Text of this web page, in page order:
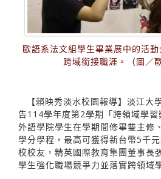
歐語系法文組學生畢業展中的活
跨域銜接職涯。（圖／
【賴映秀淡水校園報導】淡江大
告114學年度第2學期「跨領域學
外語學院學生在學期間修畢雙主修
學分學程，最高可獲得新台幣5千
校校友，精英國際教育集團董事長
學生強化職場競爭力並落實跨領域